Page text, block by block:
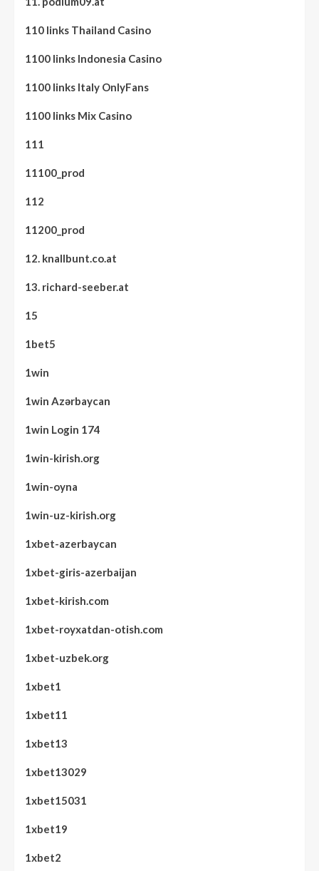
110 links Thailand Casino
1100 links Indonesia Casino
1100 links Italy OnlyFans
1100 links Mix Casino
111
11100_prod
112
11200_prod
12. knallbunt.co.at
13. richard-seeber.at
15
1bet5
1win
1win Azərbaycan
1win Login 174
1win-kirish.org
1win-oyna
1win-uz-kirish.org
1xbet-azerbaycan
1xbet-giris-azerbaijan
1xbet-kirish.com
1xbet-royxatdan-otish.com
1xbet-uzbek.org
1xbet1
1xbet11
1xbet13
1xbet13029
1xbet15031
1xbet19
1xbet2